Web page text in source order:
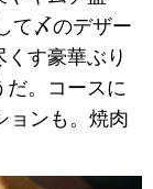
て〆のデザー
くす豪華ぶり
だ。コースに
ョンも。焼肉